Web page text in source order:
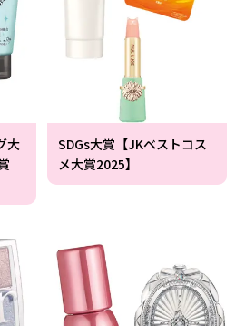
大
SDGs大賞【JKベストコス
メ大賞2025】